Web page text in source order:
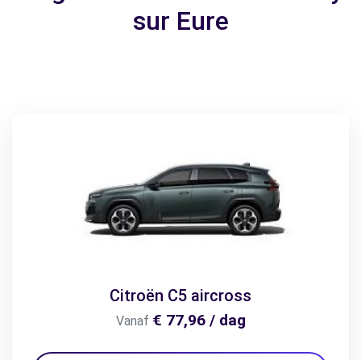
sur Eure
Citroën C5 aircross
Vanaf € 77,96 / dag